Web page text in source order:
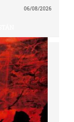
06/08/2026